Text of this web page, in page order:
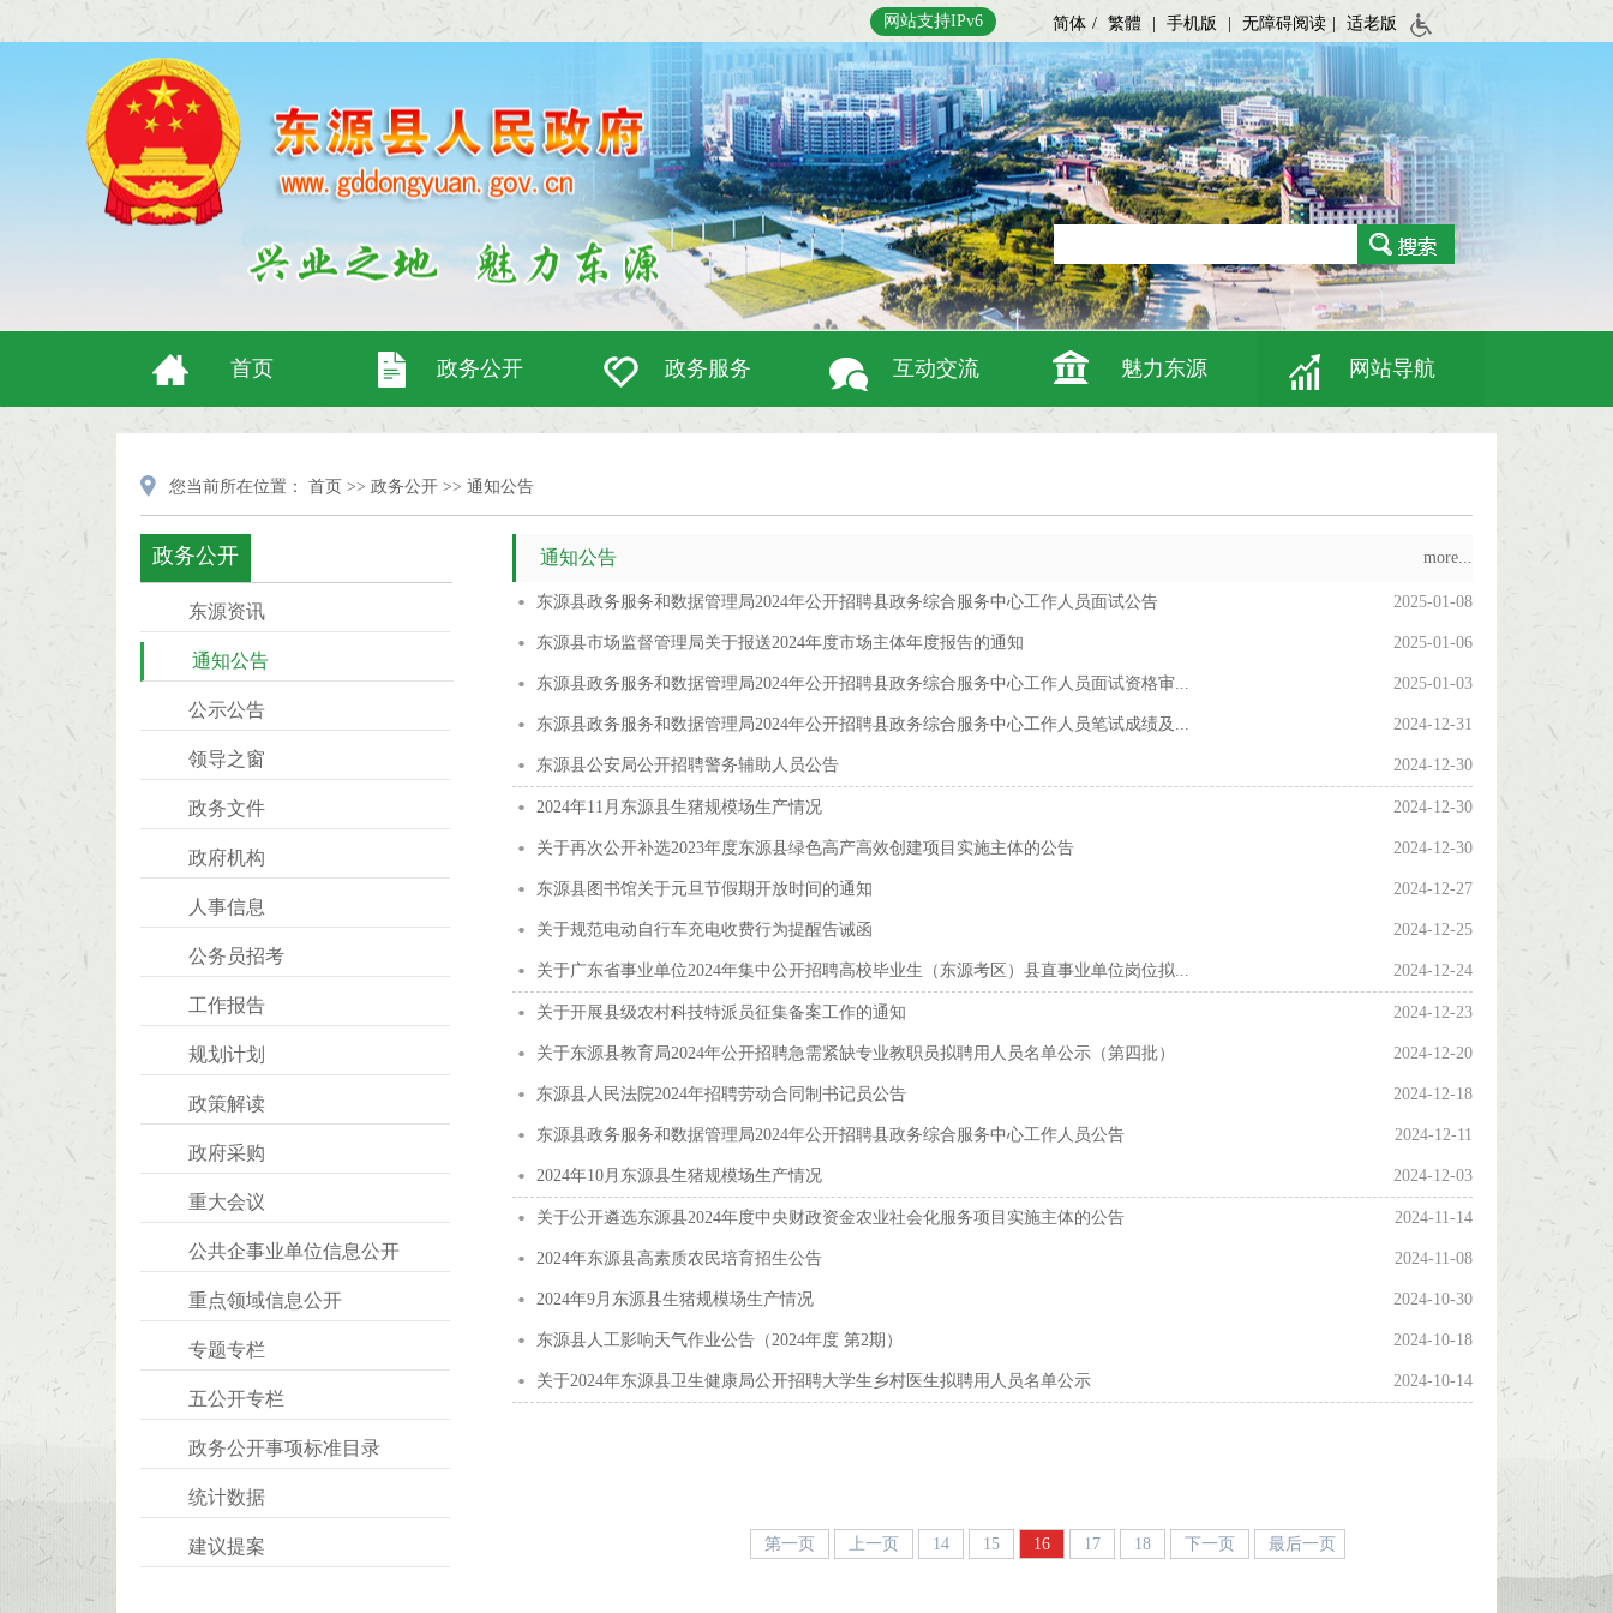
网站支持IPv6 简体 / 繁體 手机版 无障碍阅读 | 适老版
首页 政务公开 政务服务 互动交流 魅力东源 网站导航
您当前所在位置： 首页 >> 政务公开 >> 通知公告
政务公开
东源资讯
通知公告
公示公告
领导之窗
政务文件
政府机构
人事信息
公务员招考
工作报告
规划计划
政策解读
政府采购
重大会议
公共企事业单位信息公开
重点领域信息公开
专题专栏
五公开专栏
政务公开事项标准目录
统计数据
建议提案
通知公告 more...
2025-01-08
东源县政务服务和数据管理局2024年公开招聘县政务综合服务中心工作人员面试公告
2025-01-06
东源县市场监督管理局关于报送2024年度市场主体年度报告的通知
2025-01-03
东源县政务服务和数据管理局2024年公开招聘县政务综合服务中心工作人员面试资格审...
2024-12-31
东源县政务服务和数据管理局2024年公开招聘县政务综合服务中心工作人员笔试成绩及...
2024-12-30
东源县公安局公开招聘警务辅助人员公告
2024-12-30
2024年11月东源县生猪规模场生产情况
2024-12-30
关于再次公开补选2023年度东源县绿色高产高效创建项目实施主体的公告
2024-12-27
东源县图书馆关于元旦节假期开放时间的通知
2024-12-25
关于规范电动自行车充电收费行为提醒告诫函
2024-12-24
关于广东省事业单位2024年集中公开招聘高校毕业生（东源考区）县直事业单位岗位拟...
2024-12-23
关于开展县级农村科技特派员征集备案工作的通知
2024-12-20
关于东源县教育局2024年公开招聘急需紧缺专业教职员拟聘用人员名单公示（第四批）
2024-12-18
东源县人民法院2024年招聘劳动合同制书记员公告
2024-12-11
东源县政务服务和数据管理局2024年公开招聘县政务综合服务中心工作人员公告
2024-12-03
2024年10月东源县生猪规模场生产情况
2024-11-14
关于公开遴选东源县2024年度中央财政资金农业社会化服务项目实施主体的公告
2024-11-08
2024年东源县高素质农民培育招生公告
2024-10-30
2024年9月东源县生猪规模场生产情况
2024-10-18
东源县人工影响天气作业公告（2024年度 第2期）
2024-10-14
关于2024年东源县卫生健康局公开招聘大学生乡村医生拟聘用人员名单公示
第一页 上一页 14 15 16 17 18 下一页 最后一页